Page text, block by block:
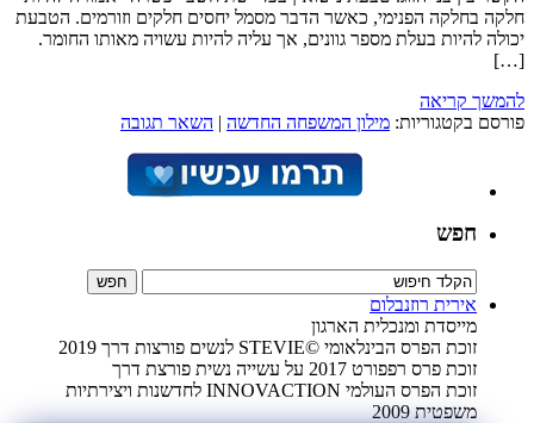
חלקה בחלקה הפנימי, כאשר הדבר מסמל יחסים חלקים וזורמים. הטבעת
יכולה להיות בעלת מספר גוונים, אך עליה להיות עשויה מאותו החומר.
[…]
להמשך קריאה
פורסם בקטגוריות: מילון המשפחה החדשה | השאר תגובה
חפש
אירית רוזנבלום
מייסדת ומנכלית הארגון
זוכת הפרס הבינלאומי ©STEVIE לנשים פורצות דרך 2019
זוכת פרס רפפורט 2017 על עשייה נשית פורצת דרך
זוכת הפרס העולמי INNOVACTION לחדשנות ויצירתיות
משפטית 2009